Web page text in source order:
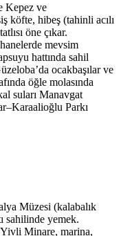
Kepez ve
köfte, hibeş (tahinli acılı
öne çıkar.
mevsim
hattında sahil
ocakbaşılar ve
öğle molasında
suları Manavgat
Parkı
Müzesi (kalabalık
sahilinde yemek.
Minare, marina,